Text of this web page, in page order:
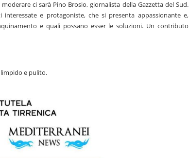
ci sarà Pino Brosio, giornalista della Gazzetta del Sud.
e protagoniste, che si presenta appassionante e,
e quali possano esser le soluzioni. Un contributo
e pulito.